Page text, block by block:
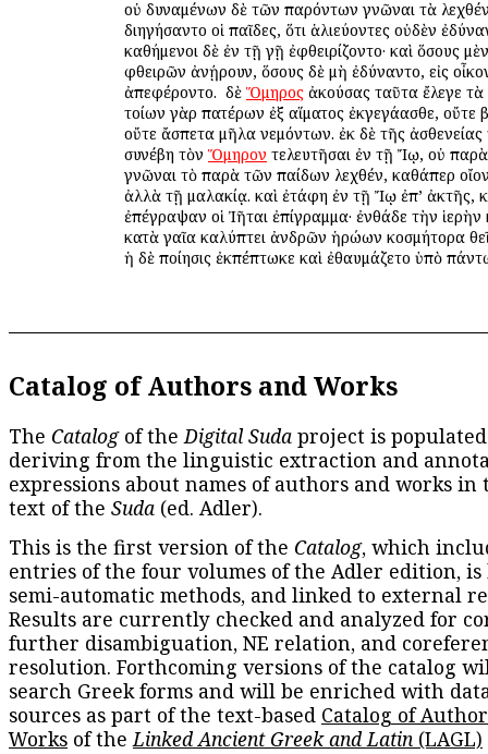
οὐ δυναμένων δὲ τῶν παρόντων γνῶναι τὰ
διηγήσαντο οἱ παῖδες, ὅτι ἁλιεύοντες οὐδὲν
καθήμενοι δὲ ἐν τῇ γῇ ἐφθειρίζοντο· καὶ ὅσους
φθειρῶν ἀνῄρουν, ὅσους δὲ μὴ ἐδύναντο, εἰς
ἀπεφέροντο. ὁ δὲ Ὅμηρος ἀκούσας ταῦτα ἔλεγε τὰ
τοίων γὰρ πατέρων ἐξ αἵματος ἐκγεγάασθε, οὔτε
οὔτε ἄσπετα μῆλα νεμόντων. ἐκ δὲ τῆς ἀσθενείας
συνέβη τὸν Ὅμηρον τελευτῆσαι ἐν τῇ Ἴῳ, οὐ
γνῶναι τὸ παρὰ τῶν παίδων λεχθέν, καθάπερ
ἀλλὰ τῇ μαλακίᾳ. καὶ ἐτάφη ἐν τῇ Ἴῳ ἐπ’ ἀκτῆς,
ἐπέγραψαν οἱ Ἰῆται ἐπίγραμμα· ἐνθάδε τὴν
κατὰ γαῖα καλύπτει ἀνδρῶν ἡρώων κοσμήτορα
ἡ δὲ ποίησις ἐκπέπτωκε καὶ ἐθαυμάζετο ὑπὸ
Catalog of Authors and Works
The Catalogof theDigital Suda project is
deriving from the linguistic extraction and
expressions about names of authors and works in
text of the Suda (ed. Adler).
This is the first version of the Catalog, which
entries of the four volumes of the Adler edition, is
semi-automatic methods, and linked to external
Results are currently checked and analyzed for
further disambiguation, NE relation, and
resolution. Forthcoming versions of the catalog
search Greek forms and will be enriched with
sources as part of the text-based Catalog of
Works of theLinked Ancient Greek and Latin (LAGL)